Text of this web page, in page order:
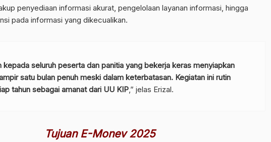
penyediaan informasi akurat, pengelolaan layanan informasi, hingga
pada informasi yang dikecualikan.
kepada seluruh peserta dan panitia yang bekerja keras menyiapkan
satu bulan penuh meski dalam keterbatasan. Kegiatan ini rutin
tahun sebagai amanat dari UU KIP,” jelas Erizal.
Tujuan E-Monev 2025